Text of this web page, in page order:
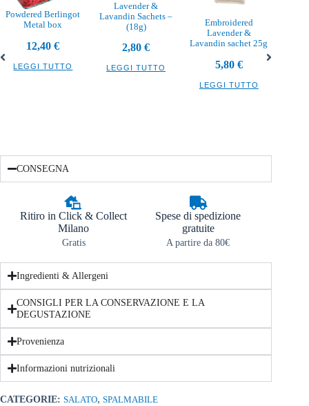
Powdered Berlingot
Metal box
12,40€
LEGGI TUTTO
Lavender &
Lavandin Sachets –
(18g)
2,80€
LEGGI TUTTO
Embroidered
Lavender &
Lavandin sachet 25g
5,80 €
LEGGI TUTTO
CONSEGNA
Ritiro in Click & Collect
Milano
Gratis
Spese di spedizione
gratuite
A partire da 80€
Ingredienti & Allergeni
CONSIGLI PER LA CONSERVAZIONE E LA
DEGUSTAZIONE
Provenienza
Informazioni nutrizionali
CATEGORIE: SALATO, SPALMABILE